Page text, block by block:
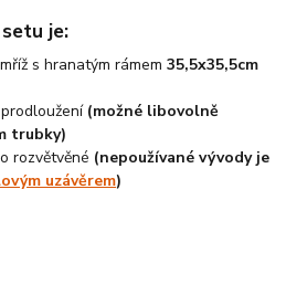
je:
s hranatým rámem35,5x35,5cm
(možné libovolně
trubky)
rozvětvěné (nepoužívané vývody je
uzávěrem)